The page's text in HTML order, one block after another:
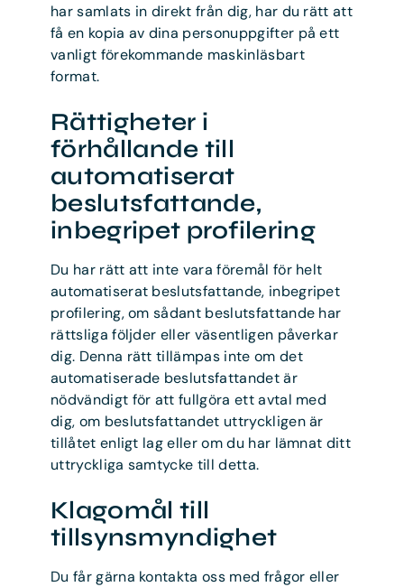
har samlats in direkt från dig, har du rätt att
få en kopia av dina personuppgifter på ett
vanligt förekommande maskinläsbart
format.
Rättigheter i
förhållande till
automatiserat
beslutsfattande,
inbegripet profilering
Du har rätt att inte vara föremål för helt
automatiserat beslutsfattande, inbegripet
profilering, om sådant beslutsfattande har
rättsliga följder eller väsentligen påverkar
dig. Denna rätt tillämpas inte om det
automatiserade beslutsfattandet är
nödvändigt för att fullgöra ett avtal med
dig, om beslutsfattandet uttryckligen är
tillåtet enligt lag eller om du har lämnat ditt
uttryckliga samtycke till detta.
Klagomål till
tillsynsmyndighet
Du får gärna kontakta oss med frågor eller